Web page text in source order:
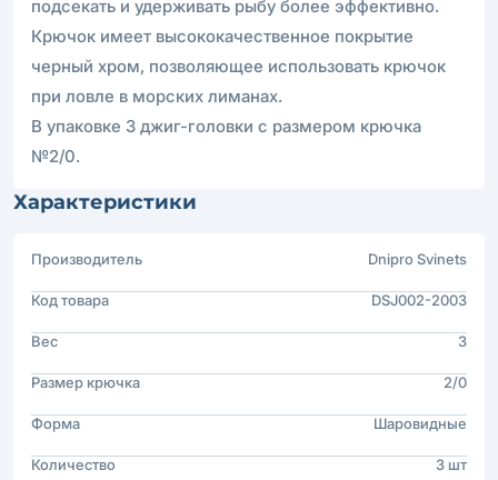
подсекать и удерживать рыбу более эффективно.
Крючок имеет высококачественное покрытие
черный хром, позволяющее использовать крючок
при ловле в морских лиманах.
В упаковке 3 джиг-головки с размером крючка
№2/0.
Характеристики
Производитель Dnipro Svinets
Код товара DSJ002-2003
Вес 3
Размер крючка 2/0
Форма Шаровидные
Количество 3 шт